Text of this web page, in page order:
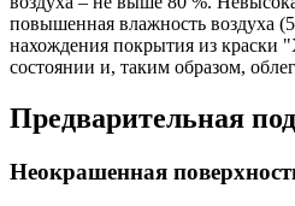
повышенная влажность воздуха
нахождения покрытия из краски
состоянии и, таким образом,
Предварительная
Неокрашенная